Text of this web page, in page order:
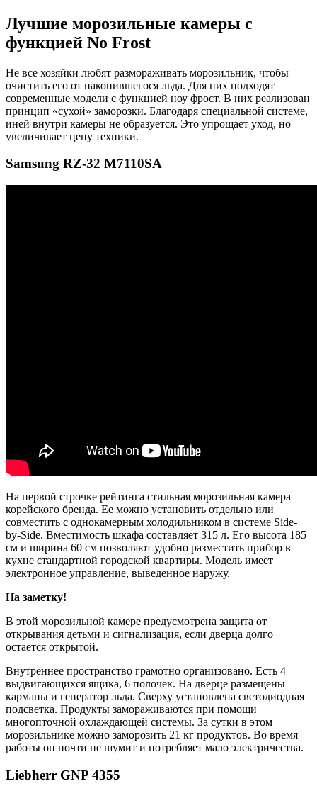
Лучшие морозильные камеры с
функцией No Frost
Не все хозяйки любят размораживать морозильник, чтобы
очистить его от накопившегося льда. Для них подходят
современные модели с функцией ноу фрост. В них реализован
принцип «сухой» заморозки. Благодаря специальной системе,
иней внутри камеры не образуется. Это упрощает уход, но
увеличивает цену техники.
Samsung RZ-32 M7110SA
На первой строчке рейтинга стильная морозильная камера
корейского бренда. Ее можно установить отдельно или
совместить с однокамерным холодильником в системе Side-
by-Side. Вместимость шкафа составляет 315 л. Его высота 185
см и ширина 60 см позволяют удобно разместить прибор в
кухне стандартной городской квартиры. Модель имеет
электронное управление, выведенное наружу.
На заметку!
В этой морозильной камере предусмотрена защита от
открывания детьми и сигнализация, если дверца долго
остается открытой.
Внутреннее пространство грамотно организовано. Есть 4
выдвигающихся ящика, 6 полочек. На дверце размещены
карманы и генератор льда. Сверху установлена светодиодная
подсветка. Продукты замораживаются при помощи
многопточной охлаждающей системы. За сутки в этом
морозильнике можно заморозить 21 кг продуктов. Во время
работы он почти не шумит и потребляет мало электричества.
Liebherr GNP 4355